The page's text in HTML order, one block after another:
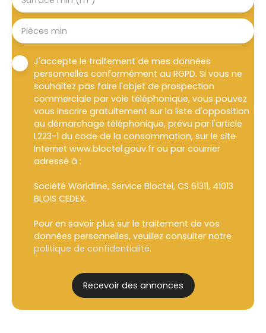
Pièces min
J'accepte le traitement de mes données
personnelles conformément au RGPD. Si vous ne
souhaitez pas faire l'objet de prospection
commerciale par voie téléphonique, vous pouvez
vous inscrire gratuitement sur la liste d'opposition
au démarchage téléphonique, prévu par l'article
L223-1 du code de la consommation, sur le site
Internet www.bloctel.gouv.fr ou par courrier
adressé à :
Société Worldline, Service Bloctel, CS 61311, 41013
BLOIS CEDEX.
Pour en savoir plus sur le traitement de vos
données personnelles, veuillez consulter notre
politique de confidentialité.
Recevoir des annonces